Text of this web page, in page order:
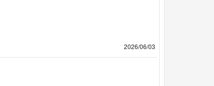
2026/06/03